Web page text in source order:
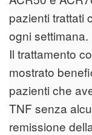
pazienti trattati
ogni settimana.
Il trattamento
mostrato
pazienti che
TNF senza
remissione